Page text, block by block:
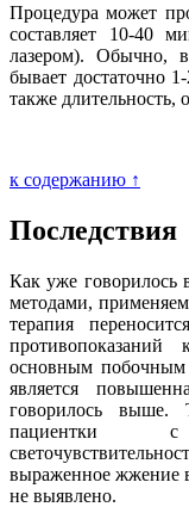
Процедура может
составляет 10-40
лазером). Обычно,
бывает достаточно
также длительность,
к содержанию ↑
Последствия
Как уже
методами,
терапия
основным побочным
является
говорилось выше.
пациентки с
выраженное жжение
не выявлено.